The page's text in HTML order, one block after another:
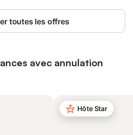
toutes les offres
avec annulation
Hôte Star